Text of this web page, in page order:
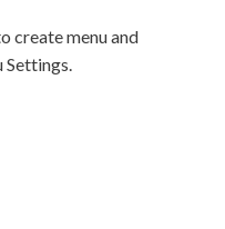
create menu and
Settings.